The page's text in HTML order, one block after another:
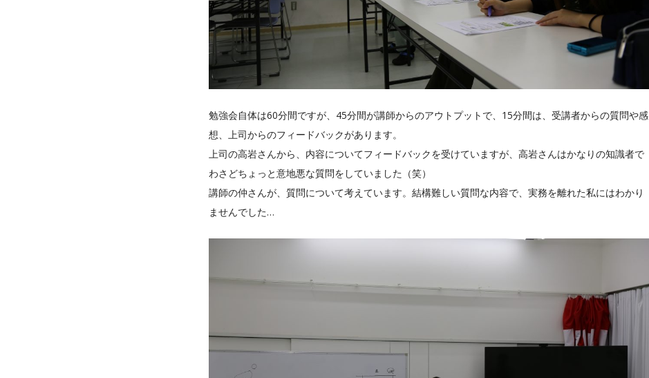
勉強会自体は60分間ですが、45分間が講師からのアウトプットで、15分間は、受講者からの質問や感
想、上司からのフィードバックがあります。
上司の高岩さんから、内容についてフィードバックを受けていますが、高岩さんはかなりの知識者で
わさどちょっと意地悪な質問をしていました（笑）
講師の仲さんが、質問について考えています。結構難しい質問な内容で、実務を離れた私にはわかり
ませんでした…